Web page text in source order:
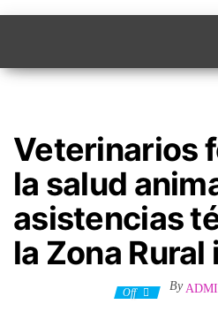
Veterinarios
la salud
asistencias
la Zona
Off By